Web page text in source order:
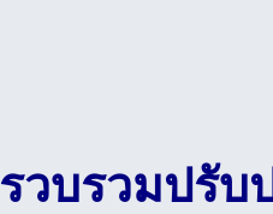
รวบรวมปรับ